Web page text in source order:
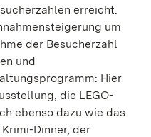
erreicht.
um
der Besucherzahl
und
Hier
die LEGO-
ebenso dazu wie das
Dinner, der